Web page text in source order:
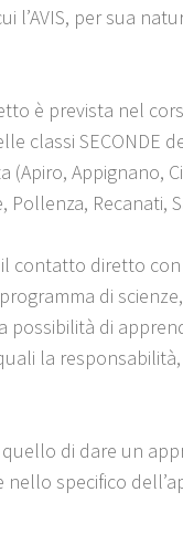
cui l’AVIS, per sua
è prevista nel
classi SECONDE
(Apiro, Appignano,
Recanati,
contatto diretto
di
possibilità di
la
di dare un
specifico